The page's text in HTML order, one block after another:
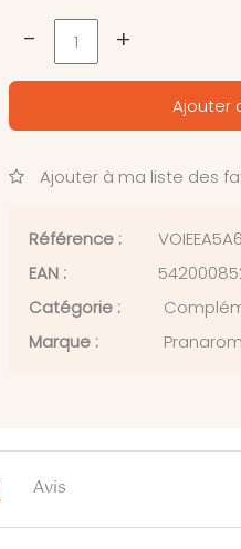
- +
Ajouter
Ajouter à ma liste des
Référence :
EAN :
Catégorie :
Marque :
Pranarom
Avis